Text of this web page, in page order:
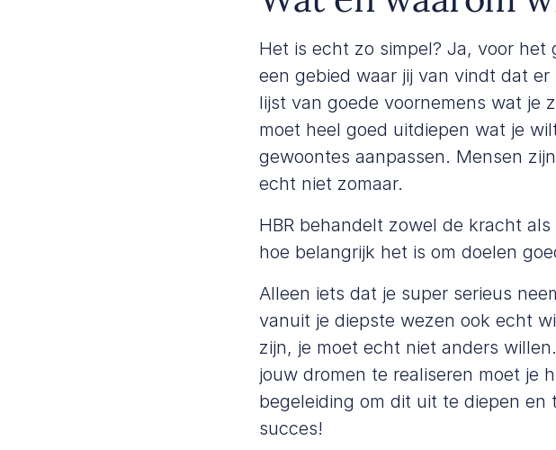
Het is echt zo simpel? Ja, voor
een gebied waar jij van vindt dat
lijst van goede voornemens wat je
moet heel goed uitdiepen wat je
gewoontes aanpassen. Mensen
echt niet zomaar.
HBR behandelt zowel de kracht als
hoe belangrijk het is om doelen
Alleen iets dat je super serieus
vanuit je diepste wezen ook echt
zijn, je moet echt niet anders
jouw dromen te realiseren moet je
begeleiding om dit uit te diepen
succes!